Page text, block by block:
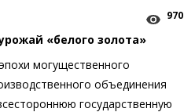
970
«белого золота»
могущественного
объединения
государственную